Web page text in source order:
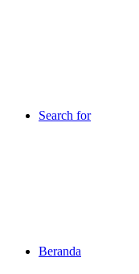
Search for
Beranda